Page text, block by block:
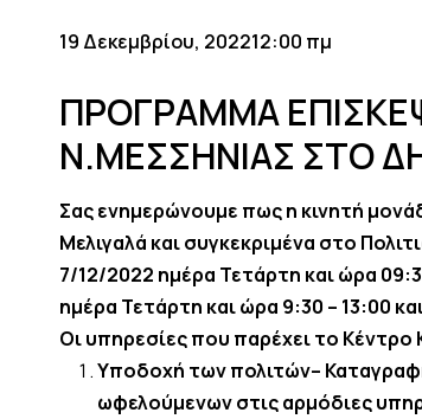
19 Δεκεμβρίου, 202212:00 πμ
ΠΡΟΓΡΑΜΜΑ
Ν.ΜΕΣΣΗΝΙΑΣ ΣΤΟ
Σας ενημερώνουμε πως η κινητή
Μελιγαλά και συγκεκριμένα στο
7/12/2022 ημέρα Τετάρτη και ώρα
ημέρα Τετάρτη και ώρα 9:30 – 13:00
Οι υπηρεσίες που παρέχει το Κέντρο
Υποδοχή των πολιτών–
ωφελούμενων στις αρμόδιες